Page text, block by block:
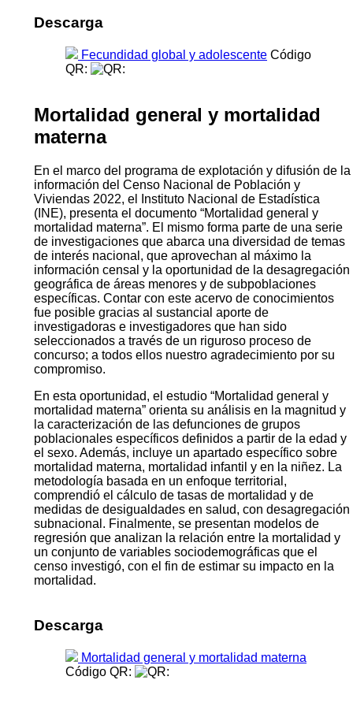
Descarga
Fecundidad global y adolescente Código
QR:
Mortalidad general y mortalidad
materna
En el marco del programa de explotación y difusión de la
información del Censo Nacional de Población y
Viviendas 2022, el Instituto Nacional de Estadística
(INE), presenta el documento “Mortalidad general y
mortalidad materna”. El mismo forma parte de una serie
de investigaciones que abarca una diversidad de temas
de interés nacional, que aprovechan al máximo la
información censal y la oportunidad de la desagregación
geográfica de áreas menores y de subpoblaciones
específicas. Contar con este acervo de conocimientos
fue posible gracias al sustancial aporte de
investigadoras e investigadores que han sido
seleccionados a través de un riguroso proceso de
concurso; a todos ellos nuestro agradecimiento por su
compromiso.
En esta oportunidad, el estudio “Mortalidad general y
mortalidad materna” orienta su análisis en la magnitud y
la caracterización de las defunciones de grupos
poblacionales específicos definidos a partir de la edad y
el sexo. Además, incluye un apartado específico sobre
mortalidad materna, mortalidad infantil y en la niñez. La
metodología basada en un enfoque territorial,
comprendió el cálculo de tasas de mortalidad y de
medidas de desigualdades en salud, con desagregación
subnacional. Finalmente, se presentan modelos de
regresión que analizan la relación entre la mortalidad y
un conjunto de variables sociodemográficas que el
censo investigó, con el fin de estimar su impacto en la
mortalidad.
Descarga
Mortalidad general y mortalidad materna
Código QR: